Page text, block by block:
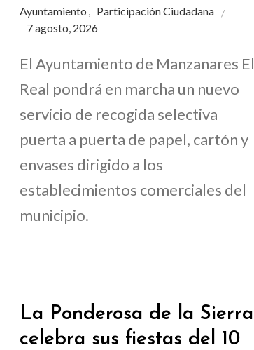
Ayuntamiento , Participación Ciudadana
7 agosto, 2026
El Ayuntamiento de Manzanares El
Real pondrá en marcha un nuevo
servicio de recogida selectiva
puerta a puerta de papel, cartón y
envases dirigido a los
establecimientos comerciales del
municipio.
La Ponderosa de la Sierra
celebra sus fiestas del 10